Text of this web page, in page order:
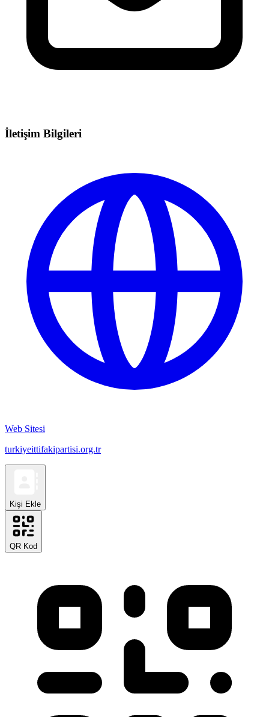
İletişim Bilgileri
Web Sitesi
turkiyeittifakipartisi.org.tr
Kişi Ekle
QR Kod